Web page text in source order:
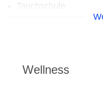
Tauchschule
Wellness